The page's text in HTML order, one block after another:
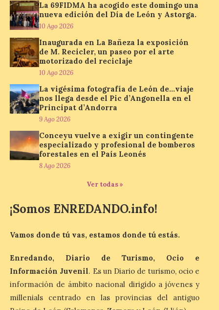
la hospitalidad monástica mediante una
exposición itinerante de acceso libre. El
[…]
El delegado del Gobierno
participa en la XVII Feria
Agroalimentaria de El
Espino, una cita que pone
en valor los productos, la
gastronomía y la artesanía
del Bierzo
10 Ago 2026
Nicanor Sen reivindica en
del Gobierno de España
capacidad de los pequeños municipios
tradiciones. La feria […]
Cruz Roja concluye el
Gran Premio de La Bañeza
con 33 atenciones,
incluidos los 10 heridos en
La 69FIDMA ha acogido este domingo una
nueva edición del Día de León y Astorga.
10 Ago 2026
Inaugurada en La Bañeza la exposición
de M. Recicler, un paseo por el arte
motorizado del reciclaje
10 Ago 2026
La vigésima fotografía de León de…viaje
nos llega desde el Pic d’Angonella en el
Principat d’Andorra
9 Ago 2026
Conceyu vuelve a exigir un contingente
especializado y profesional de bomberos
forestales en el País Leonés
8 Ago 2026
Ver todas »
¡Somos ENREDANDO.info!
Vamos donde tú vas, estamos donde tú estás.
Enredando, Diario de Turismo, Ocio e
Información Juvenil. Es un Diario de turismo, ocio e
información de ámbito nacional dirigido a jóvenes y
millenials centrado en las provincias del antiguo